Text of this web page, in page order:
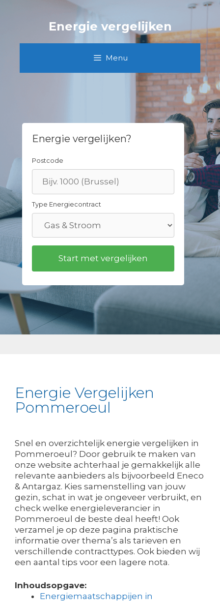
Energie vergelijken
Menu
Energie vergelijken?
Postcode
Type Energiecontract
Energie Vergelijken
Pommeroeul
Snel en overzichtelijk energie vergelijken in
Pommeroeul? Door gebruik te maken van
onze website achterhaal je gemakkelijk alle
relevante aanbieders als bijvoorbeeld Eneco
& Antargaz. Kies samenstelling van jouw
gezin, schat in wat je ongeveer verbruikt, en
check welke energieleverancier in
Pommeroeul de beste deal heeft! Ook
verzamel je op deze pagina praktische
informatie over thema’s als tarieven en
verschillende contracttypes. Ook bieden wij
een aantal tips voor een lagere nota.
Inhoudsopgave:
Energiemaatschappijen in